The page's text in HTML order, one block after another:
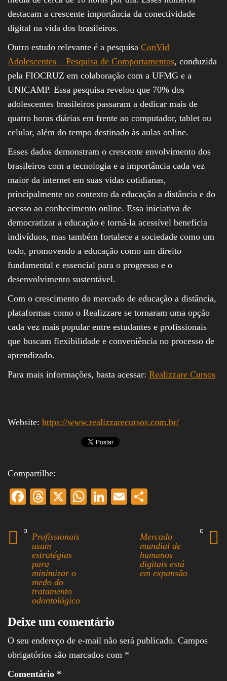
destacam a crescente importância da conectividade
digital na vida dos brasileiros.
Outro estudo relevante é a pesquisa ConVid
Adolescentes – Pesquisa de Comportamentos, conduzida
pela FIOCRUZ em colaboração com a UFMG e a
UNICAMP. Essa pesquisa revelou que 70% dos
adolescentes brasileiros passaram a dedicar mais de
quatro horas diárias em frente ao computador, tablet ou
celular, além do tempo destinado às aulas online.
Esses dados demonstram o crescente envolvimento dos
brasileiros com a tecnologia e a importância cada vez
maior da internet em suas vidas cotidianas,
principalmente no contexto da educação a distância e do
acesso ao conhecimento online. Essa iniciativa de
democratizar a educação e torná-la acessível beneficia
indivíduos, mas também fortalece a sociedade como um
todo, promovendo a educação como um direito
fundamental e essencial para o progresso e o
desenvolvimento sustentável.
Com o crescimento do mercado de educação a distância,
plataformas como o Realizzare se tornaram uma opção
cada vez mais popular entre estudantes e profissionais
que buscam flexibilidade e conveniência no processo de
aprendizado.
Para mais informações, basta acessar: Realizzare Cursos
Website: https://www.realizzarecursos.com.br/
Compartilhe:
Fa
bo
ok
T
ea
ds
X
W
Li
E
ail re
Profissionais
usam
estratégias
para
minimizar o
medo do
tratamento
odontológico
Mercado
mundial de
humanos
digitais está
em expansão
Deixe um comentário
O seu endereço de e-mail não será publicado. Campos
obrigatórios são marcados com *
Comentário *